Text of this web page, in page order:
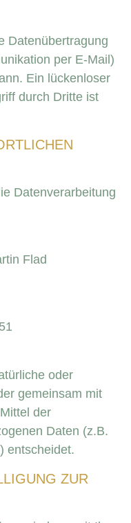
Datenübertragung
per E-Mail)
Ein lückenloser
durch Dritte ist
Datenverarbeitung
Flad
oder
gemeinsam mit
der
Daten (z.B.
entscheidet.
ZUR